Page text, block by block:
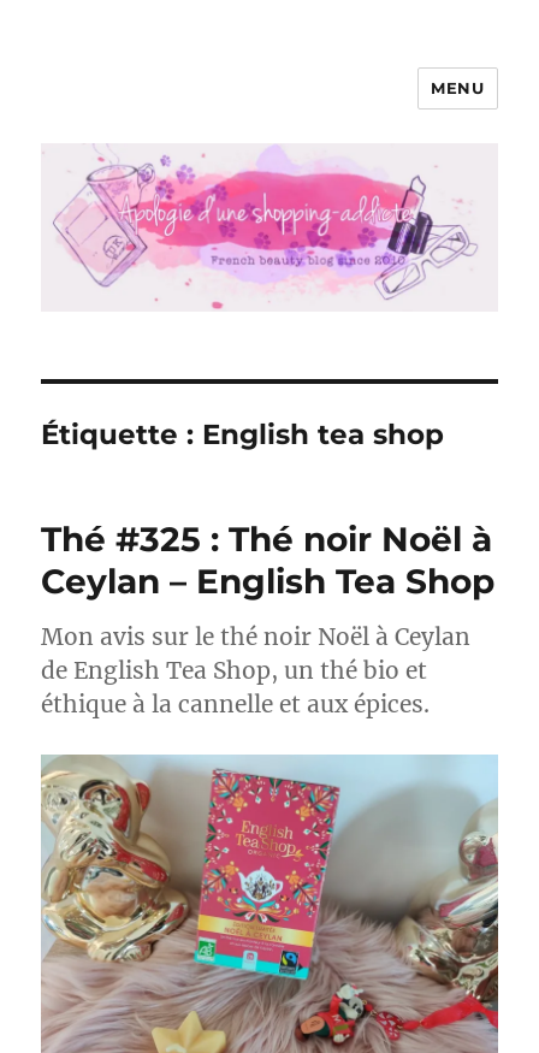
Apologie d'une Shopping-addicte
MENU
Étiquette : English tea shop
Thé #325 : Thé noir Noël à
Ceylan – English Tea Shop
Mon avis sur le thé noir Noël à Ceylan
de English Tea Shop, un thé bio et
éthique à la cannelle et aux épices.